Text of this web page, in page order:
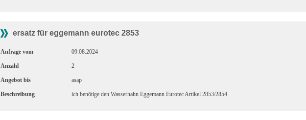
ersatz für eggemann eurotec 2853
Anfrage vom 09.08.2024
Anzahl 2
Angebot bis asap
Beschreibung ich benötige den Wasserhahn Eggemann Eurotec Artikel 2853/2854